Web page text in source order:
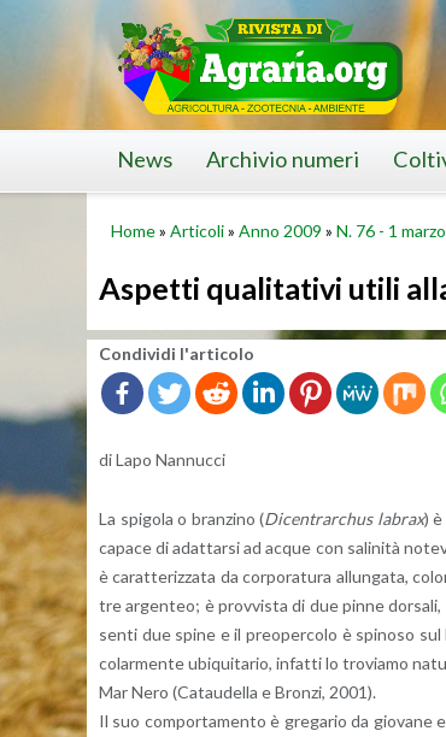
News Archivio numeri
Home» Articoli» Anno 2009 » N. 76 - 1
Aspetti qualitativi utili
Con­di­vi­di l'ar­ti­co­lo
di Lapo Nan­nuc­ci
La spi­go­la o bran­zi­no (Di­cen­trar­chus la­brax)
ca­pa­ce di adat­tar­si ad acque con sa­li­ni­tà
è ca­rat­te­riz­za­ta da cor­po­ra­tu­ra al­lun­ga­ta,
tre ar­gen­teo; è prov­vi­sta di due pinne
sen­ti due spine e il pre­o­per­co­lo è spi­no­so
co­lar­men­te ubi­qui­ta­rio, in­fat­ti lo tro­via­mo
Mar Nero (Ca­tau­del­la e Bron­zi, 2001).
Il suo com­por­ta­men­to è gre­ga­rio da